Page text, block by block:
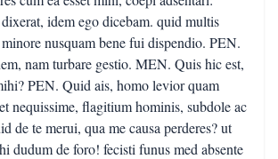
idem ego dicebam. quid multis
nusquam bene fui dispendio. PEN.
nam turbare gestio. MEN. Quis hic est,
PEN. Quid ais, homo levior quam
nequissime, flagitium hominis, subdole ac
de te merui, qua me causa perderes? ut
dudum de foro! fecisti funus med absente